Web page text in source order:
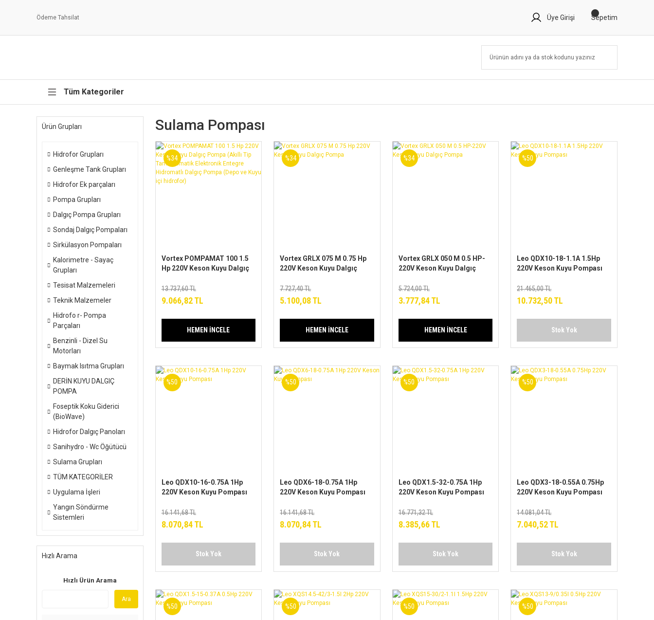
Ödeme Tahsilat Üye Girişi Sepetim
Tüm Kategoriler
Ürün Grupları
Hidrofor Grupları
Genleşme Tank Grupları
Hidrofor Ek parçaları
Pompa Grupları
Dalgıç Pompa Grupları
Sondaj Dalgıç Pompaları
Sirkülasyon Pompaları
Kalorimetre - Sayaç
Grupları
Tesisat Malzemeleri
Teknik Malzemeler
Hidrofo r- Pompa
Parçaları
Benzinli - Dizel Su
Motorları
Baymak Isıtma Grupları
DERİN KUYU DALGIÇ
POMPA
Foseptik Koku Giderici
(BioWave)
Hidrofor Dalgıç Panoları
Sanihydro - Wc Öğütücü
Sulama Grupları
TÜM KATEGORİLER
Uygulama İşleri
Yangın Söndürme
Sistemleri
Hızlı Arama
Hızlı Ürün Arama
Ara
Sulama Pompası
%34
Vortex POMPAMAT 100 1.5
Hp 220V Keson Kuyu Dalgıç
Otomatik Elektronik Entegre
Hidromatlı Dalgıç Pompa
(Depo ve Kuyu içi hidrofor)
13.737,60 TL
9.066,82 TL
HEMEN İNCELE
%34
Vortex GRLX 075 M 0.75 Hp
220V Keson Kuyu Dalgıç
7.727,40 TL
5.100,08 TL
HEMEN İNCELE
%34
Vortex GRLX 050 M 0.5 HP-
220V Keson Kuyu Dalgıç
5.724,00 TL
3.777,84 TL
HEMEN İNCELE
%50
Leo QDX10-18-1.1A 1.5Hp
220V Keson Kuyu Pompası
21.465,00 TL
10.732,50 TL
Stok Yok
%50
Leo QDX10-16-0.75A 1Hp
220V Keson Kuyu Pompası
16.141,68 TL
8.070,84 TL
Stok Yok
%50
Leo QDX6-18-0.75A 1Hp
220V Keson Kuyu Pompası
16.141,68 TL
8.070,84 TL
Stok Yok
%50
Leo QDX1.5-32-0.75A 1Hp
220V Keson Kuyu Pompası
16.771,32 TL
8.385,66 TL
Stok Yok
%50
Leo QDX3-18-0.55A 0.75Hp
220V Keson Kuyu Pompası
14.081,04 TL
7.040,52 TL
Stok Yok
%50 %50 %50 %50